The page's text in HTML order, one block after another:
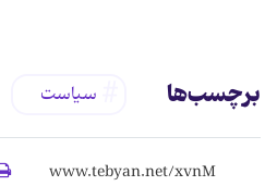
برچسب‌ها سیاست